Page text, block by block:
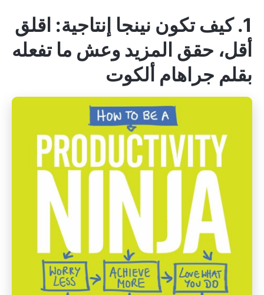
1. كيف تكون نينجا إنتاجية: اقلق
أقل، حقق المزيد وعش ما تفعله
بقلم جراهام ألكوت